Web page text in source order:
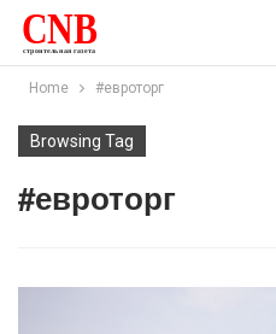
Home #евроторг
Browsing Tag
#евроторг